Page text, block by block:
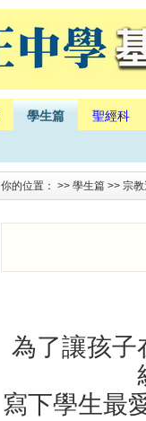
學生篇 聖經科
你的位置： >> 學生篇 >> 宗
為了讓孩子
寫下學生最